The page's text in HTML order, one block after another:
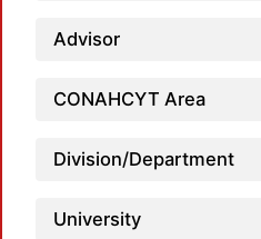
Advisor
CONAHCYT Area
Division/Department
University